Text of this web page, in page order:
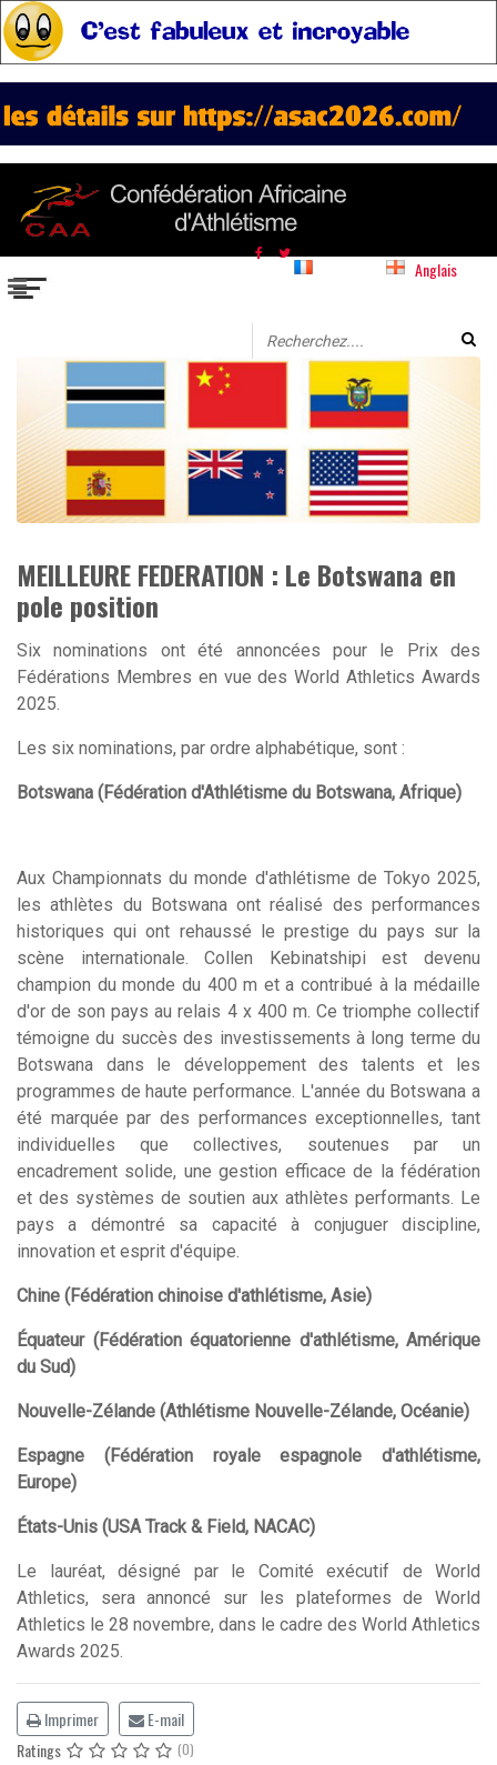
Anglais
MEILLEURE FEDERATION : Le Botswana en
pole position
Six nominations ont été annoncées pour le Prix des
Fédérations Membres en vue des World Athletics Awards
2025.
Les six nominations, par ordre alphabétique, sont :
Botswana (Fédération d'Athlétisme du Botswana, Afrique)
Aux Championnats du monde d'athlétisme de Tokyo 2025,
les athlètes du Botswana ont réalisé des performances
historiques qui ont rehaussé le prestige du pays sur la
scène internationale. Collen Kebinatshipi est devenu
champion du monde du 400 m et a contribué à la médaille
d'or de son pays au relais 4 x 400 m. Ce triomphe collectif
témoigne du succès des investissements à long terme du
Botswana dans le développement des talents et les
programmes de haute performance. L'année du Botswana a
été marquée par des performances exceptionnelles, tant
individuelles que collectives, soutenues par un
encadrement solide, une gestion efficace de la fédération
et des systèmes de soutien aux athlètes performants. Le
pays a démontré sa capacité à conjuguer discipline,
innovation et esprit d'équipe.
Chine (Fédération chinoise d'athlétisme, Asie)
Équateur (Fédération équatorienne d'athlétisme, Amérique
du Sud)
Nouvelle-Zélande (Athlétisme Nouvelle-Zélande, Océanie)
Espagne (Fédération royale espagnole d'athlétisme,
Europe)
États-Unis (USA Track & Field, NACAC)
Le lauréat, désigné par le Comité exécutif de World
Athletics, sera annoncé sur les plateformes de World
Athletics le 28 novembre, dans le cadre des World Athletics
Awards 2025.
Imprimer
E-mail
Ratings
(0)